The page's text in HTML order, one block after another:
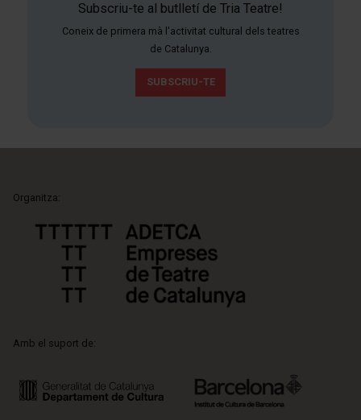
Subscriu-te al butlletí de Tria Teatre!
Coneix de primera mà l'activitat cultural dels teatres
de Catalunya.
SUBSCRIU-TE
Organitza:
Amb el suport de: